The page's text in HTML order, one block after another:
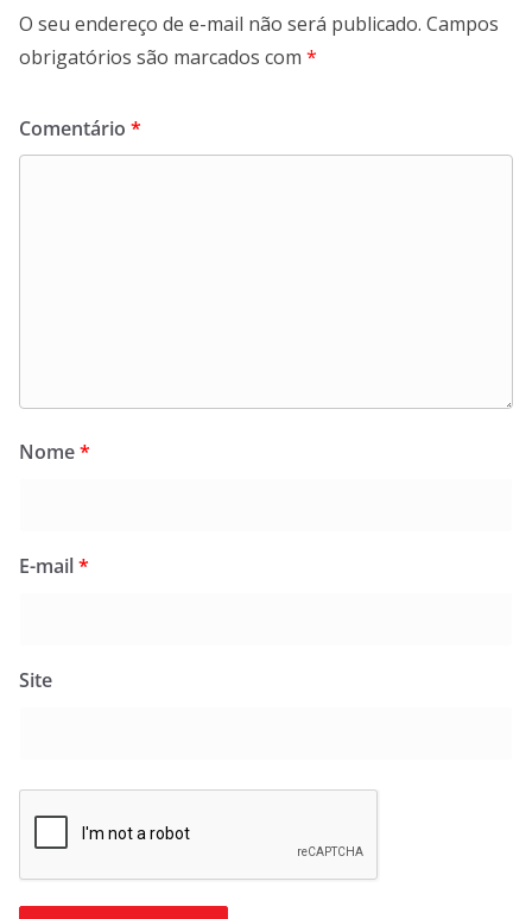
O seu endereço de e-mail não será publicado. Campos
obrigatórios são marcados com *
Comentário *
Nome*
E-mail*
Site